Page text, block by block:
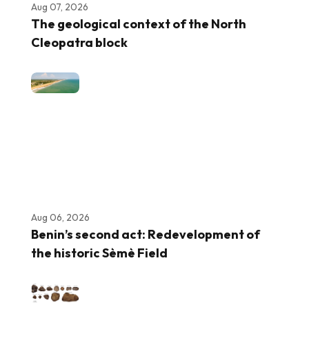
Aug 07, 2026
The geological context of the North
Cleopatra block
Aug 06, 2026
Benin’s second act: Redevelopment of
the historic Sèmè Field